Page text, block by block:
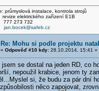
průmyslová instalace, kontrola strojů
zařízení E1B
273 732
jan.bocek@safeb.cz
Re: Mohu si podle projektu
« Odpověď #10 kdy:28.10.2014, 15:41 »
jsem se dostal na jeden RD, co
nepoužil krabice, jenom ty
si, že budu za pár dní
něco zapojovat,